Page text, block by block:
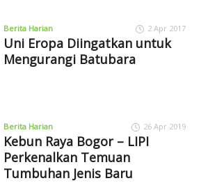
Berita Harian 2 Apr 2017
Uni Eropa Diingatkan untuk
Mengurangi Batubara
Berita Harian 26 Apr 2019
Kebun Raya Bogor – LIPI
Perkenalkan Temuan
Tumbuhan Jenis Baru